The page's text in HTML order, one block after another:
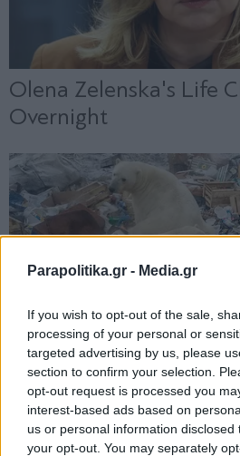
Parapolitika.gr - Media.gr
If you wish to opt-out of the sale,
processing of your personal or
targeted advertising by us, please
section to confirm your selection.
opt-out request is processed you
interest-based ads based on
us or personal information
your opt-out. You may separately